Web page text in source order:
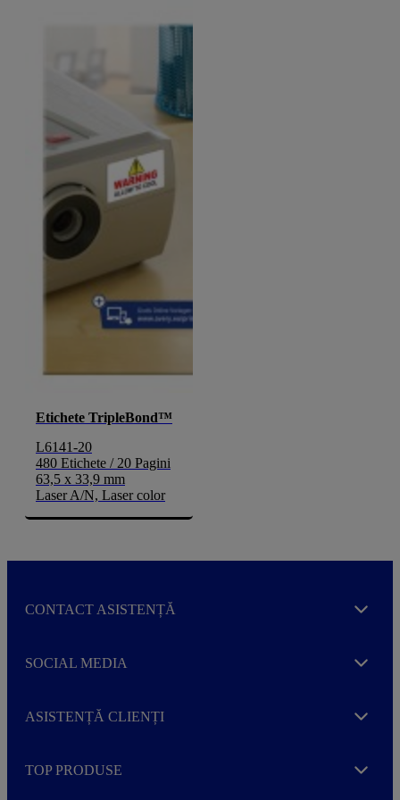
Etichete TripleBond™
L6141-20
480 Etichete / 20 Pagini
63,5 x 33,9 mm
Laser A/N, Laser color
CONTACT ASISTENȚĂ Expand
SOCIAL MEDIA Expand
ASISTENȚĂ CLIENȚI Expand
TOP PRODUSE Expand